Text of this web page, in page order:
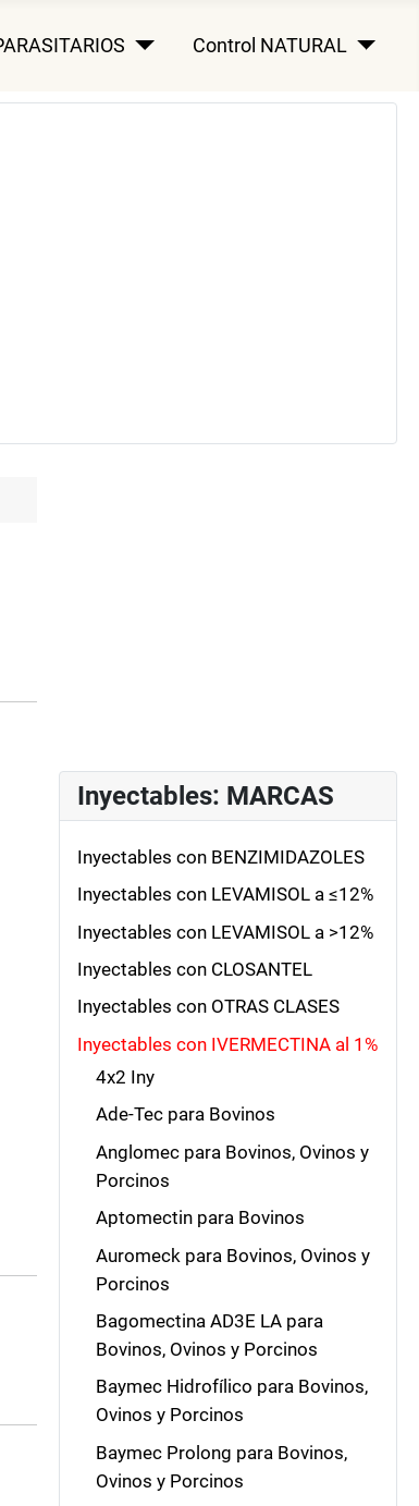
Control NATURAL
Inyectables: MARCAS
Inyectables con BENZIMIDAZOLES
Inyectables con LEVAMISOL a ≤12%
Inyectables con LEVAMISOL a >12%
Inyectables con CLOSANTEL
Inyectables con OTRAS CLASES
Inyectables con IVERMECTINA al 1%
4x2 Iny
Ade-Tec para Bovinos
Anglomec para Bovinos, Ovinos y
Porcinos
Aptomectin para Bovinos
Auromeck para Bovinos, Ovinos y
Porcinos
Bagomectina AD3E LA para
Bovinos, Ovinos y Porcinos
Baymec Hidrofílico para Bovinos,
Ovinos y Porcinos
Baymec Prolong para Bovinos,
Ovinos y Porcinos